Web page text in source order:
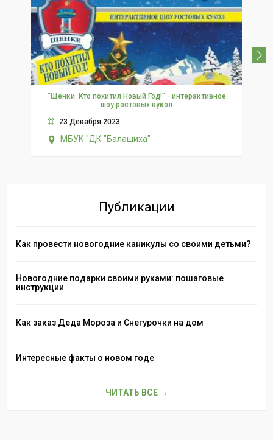
"Щенки. Кто похитил Новый Год!" - интерактивное
шоу ростовых кукол
23 Декабря 2023
МБУК "ДК "Балашиха"
Публикации
Как провести новогодние каникулы со своими детьми?
Новогодние подарки своими руками: пошаговые
инструкции
Как заказ Деда Мороза и Снегурочки на дом
Интересные факты о новом годе
ЧИТАТЬ ВСЕ →